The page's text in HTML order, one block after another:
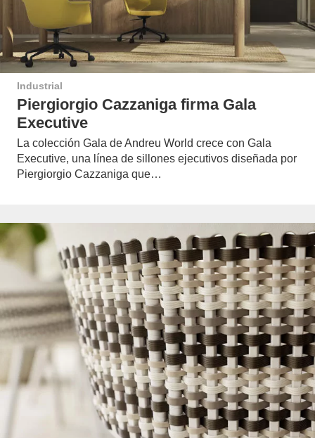
Industrial
Piergiorgio Cazzaniga firma Gala
Executive
La colección Gala de Andreu World crece con Gala
Executive, una línea de sillones ejecutivos diseñada por
Piergiorgio Cazzaniga que…